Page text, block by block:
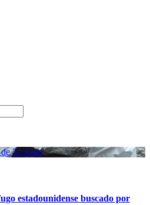
32 fosas
estadounidense buscado por